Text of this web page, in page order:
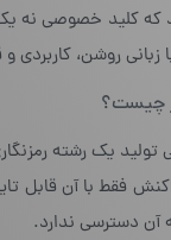
که کلید خصوصی نه
روشن، کاربردی
چیست؟
یک رشته
فقط با آن قابل
دسترسی ندارد.